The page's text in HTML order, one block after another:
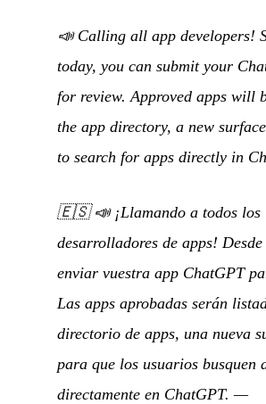
📣 Calling all app developers!
today, you can submit your
for review. Approved apps will
the app directory, a new
to search for apps directly in
🇪🇸📣 ¡Llamando a todos los
desarrolladores de apps!
enviar vuestra app ChatGPT
Las apps aprobadas serán
directorio de apps, una nueva
para que los usuarios busquen
directamente en ChatGPT. —